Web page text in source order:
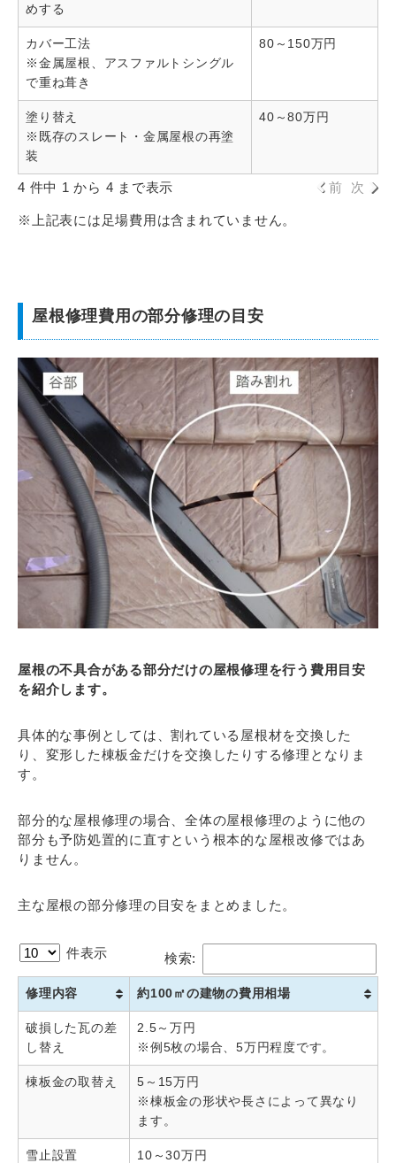
めする
カバー工法
※金属屋根、アスファルトシングル
で重ね葺き
80～150万円
塗り替え
※既存のスレート・金属屋根の再塗
装
40～80万円
4 件中 1 から 4 まで表示 前 次
※上記表には足場費用は含まれていません。
屋根修理費用の部分修理の目安
屋根の不具合がある部分だけの屋根修理を行う費用目安
を紹介します。
具体的な事例としては、割れている屋根材を交換した
り、変形した棟板金だけを交換したりする修理となりま
す。
部分的な屋根修理の場合、全体の屋根修理のように他の
部分も予防処置的に直すという根本的な屋根改修ではあ
りません。
主な屋根の部分修理の目安をまとめました。
件表示 検索:
修理内容 約100㎡の建物の費用相場
破損した瓦の差
し替え
2.5～万円
※例5枚の場合、5万円程度です。
棟板金の取替え
5～15万円
※棟板金の形状や長さによって異なり
ます。
雪止設置
10～30万円